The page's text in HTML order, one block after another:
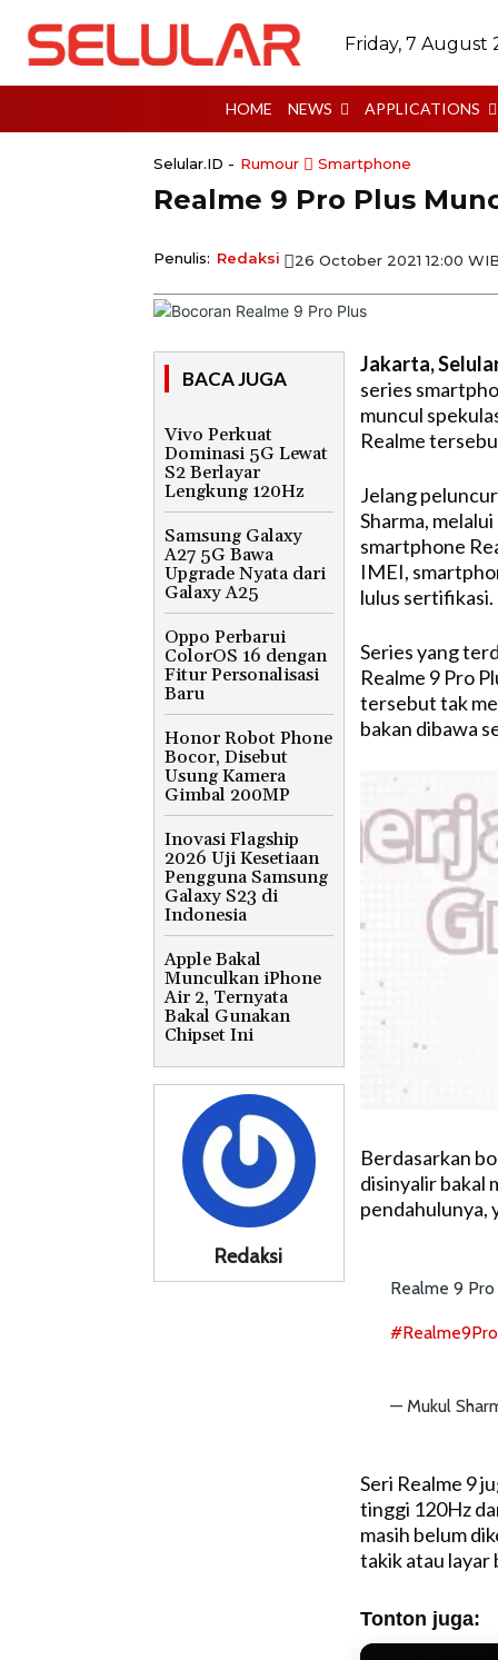
Friday, 7 August
HOME NEWS APPLICATIONS
Selular.ID - Rumour Smartphone
Realme 9 Pro Plus
Penulis: Redaksi 26 October 2021 12:00
BACA JUGA
Vivo Perkuat
Dominasi 5G Lewat
S2 Berlayar
Lengkung 120Hz
Samsung Galaxy
A27 5G Bawa
Upgrade Nyata dari
Galaxy A25
Oppo Perbarui
ColorOS 16 dengan
Fitur Personalisasi
Baru
Honor Robot Phone
Bocor, Disebut
Usung Kamera
Gimbal 200MP
Inovasi Flagship
2026 Uji Kesetiaan
Pengguna Samsung
Galaxy S23 di
Indonesia
Apple Bakal
Munculkan iPhone
Air 2, Ternyata
Bakal Gunakan
Chipset Ini
Redaksi
Jakarta,
series
muncul
Realme
Jelang
Sharma,
smartphone
IMEI,
lulus sertifikasi.
Series yang
Realme 9 Pro
tersebut tak
bakan dibawa
Berdasarkan
disinyalir bakal
pendahulunya,
Realme 9
— Mukul
Seri Realme 9
tinggi 120Hz
masih belum
takik atau layar
Tonton juga: